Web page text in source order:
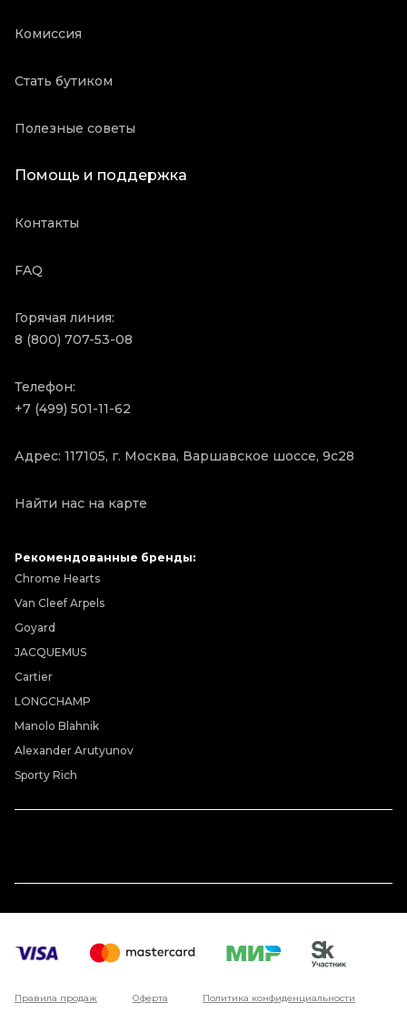
Комиссия
Стать бутиком
Полезные советы
Помощь и поддержка
Контакты
FAQ
Горячая линия:
8 (800) 707-53-08
Телефон:
+7 (499) 501-11-62
Адрес: 117105, г. Москва, Варшавское шоссе, 9с28
Найти нас на карте
Рекомендованные бренды:
Chrome Hearts
Van Cleef Arpels
Goyard
JACQUEMUS
Cartier
LONGCHAMP
Manolo Blahnik
Alexander Arutyunov
Sporty Rich
Правила продаж Оферта Политика конфиденциальности